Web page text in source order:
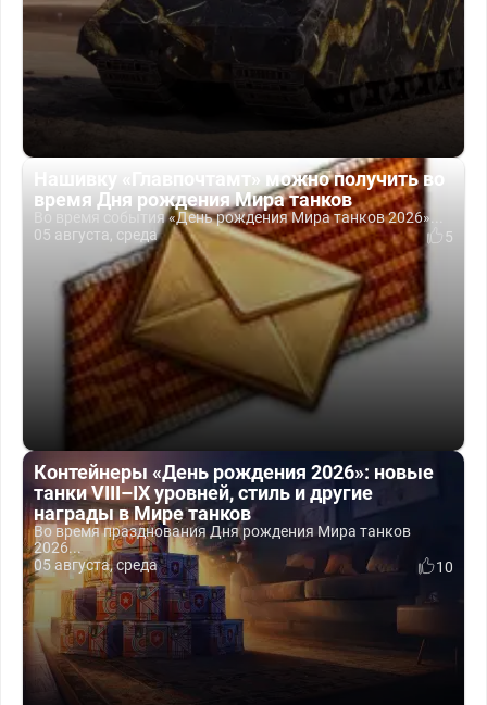
Нашивку «Главпочтамт» можно получить во
время Дня рождения Мира танков
Во время события «День рождения Мира танков 2026»...
05 августа, среда
5
Контейнеры «День рождения 2026»: новые
танки VIII–IX уровней, стиль и другие
награды в Мире танков
Во время празднования Дня рождения Мира танков
2026...
05 августа, среда
10